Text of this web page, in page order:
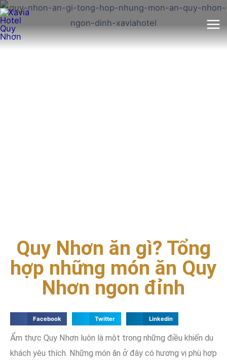
Quy Nhơn ăn gì? Tổng
hợp những món ăn Quy
Nhơn ngon đỉnh
Facebook Twitter Linkedin
Ẩm thực Quy Nhơn luôn là một trong những điều khiến du
khách yêu thích. Những món ăn ở đây có hương vị phù hợp